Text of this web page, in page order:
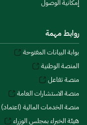
إمكانية الوصول
روابط مهمة
بوابة البيانات المفتوحة
المنصة الوطنية
منصة تفاعل
منصة الاستشارات العامة
منصة الخدمات المالية (اعتماد)
هيئة الخبراء بمجلس الوزراء